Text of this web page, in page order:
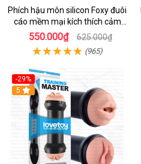
Phích hậu môn silicon Foxy đuôi
cáo mềm mại kích thích cảm
giác mới
550.000₫ 625.000₫
(965)
-29%
Hot
5